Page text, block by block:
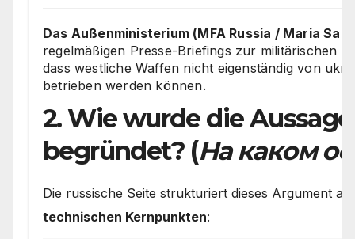
Das Außenministerium (MFA Russia / Maria
regelmäßigen Presse-Briefings zur militärischen
dass westliche Waffen nicht eigenständig von
betrieben werden können.
2. Wie wurde die
begründet? (На каком
Die russische Seite strukturiert dieses Argument
technischen Kernpunkten: